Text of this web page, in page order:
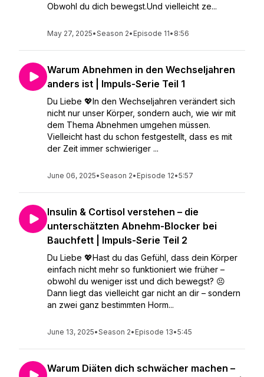
Obwohl du dich bewegst.Und vielleicht ze...
May 27, 2025•Season 2• Episode 11• 8:56
Warum Abnehmen in den Wechseljahren
anders ist | Impuls-Serie Teil 1
Du Liebe 💖In den Wechseljahren verändert sich
nicht nur unser Körper, sondern auch, wie wir mit
dem Thema Abnehmen umgehen müssen.
Vielleicht hast du schon festgestellt, dass es mit
der Zeit immer schwieriger ...
June 06, 2025•Season 2• Episode 12•5:57
Insulin & Cortisol verstehen – die
unterschätzten Abnehm-Blocker bei
Bauchfett | Impuls-Serie Teil 2
Du Liebe 💖Hast du das Gefühl, dass dein Körper
einfach nicht mehr so funktioniert wie früher –
obwohl du weniger isst und dich bewegst? 😣
Dann liegt das vielleicht gar nicht an dir – sondern
an zwei ganz bestimmten Horm...
June 13, 2025•Season 2• Episode 13•5:45
Warum Diäten dich schwächer machen –